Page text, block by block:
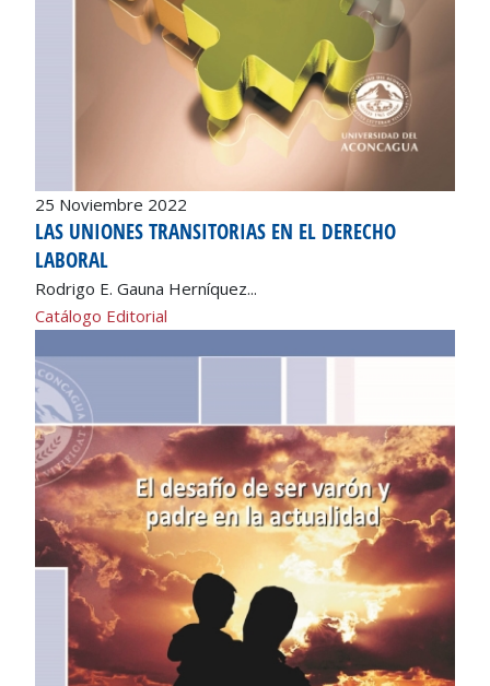
25 Noviembre 2022
LAS UNIONES TRANSITORIAS EN EL DERECHO
LABORAL
Rodrigo E. Gauna Herníquez...
Catálogo Editorial